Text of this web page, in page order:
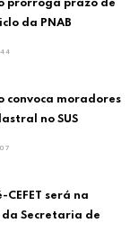
prorroga prazo de
da PNAB
convoca moradores
no SUS
será na
Secretaria de